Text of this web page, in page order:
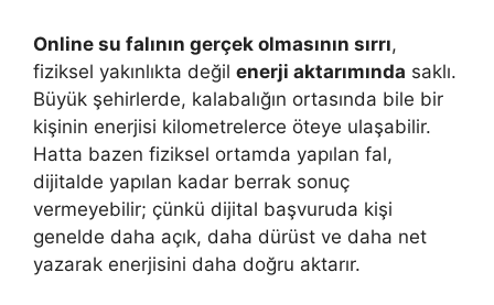
Online su falının gerçek olmasının sırrı,
fiziksel yakınlıkta değil enerji aktarımında saklı.
Büyük şehirlerde, kalabalığın ortasında bile bir
kişinin enerjisi kilometrelerce öteye ulaşabilir.
Hatta bazen fiziksel ortamda yapılan fal,
dijitalde yapılan kadar berrak sonuç
vermeyebilir; çünkü dijital başvuruda kişi
genelde daha açık, daha dürüst ve daha net
yazarak enerjisini daha doğru aktarır.